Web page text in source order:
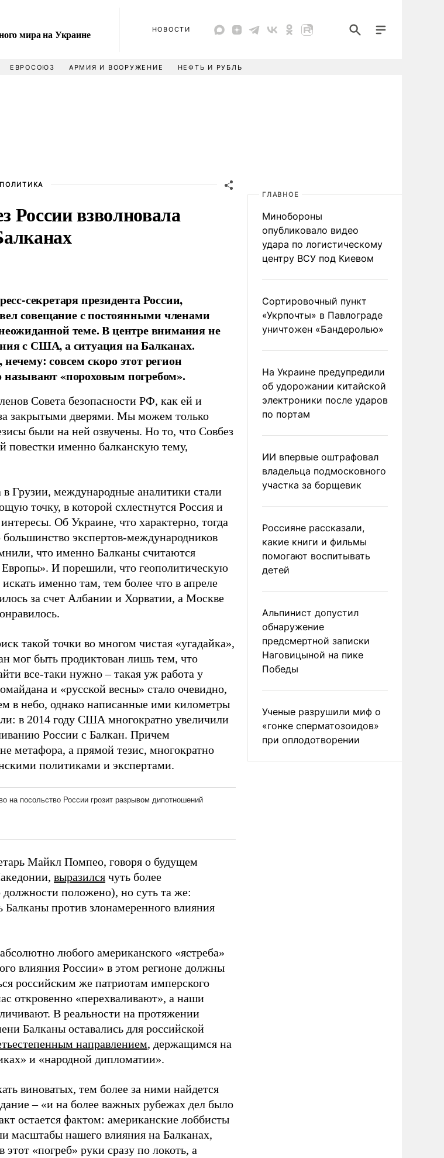
мира на Украине НОВОСТИ
ЕВРОСОЮЗ АРМИЯ И ВООРУЖЕНИЕ НЕФТЬ И РУБЛЬ
ПОЛИТИКА
России взволновала
секретаря президента России,
совещание с постоянными членами
теме. В центре внимания не
с США, а ситуация на Балканах.
совсем скоро этот регион
называют «пороховым погребом».
Совета безопасности РФ, как ей и
закрытыми дверями. Мы можем только
были на ней озвучены. Но то, что Совбез
повестки именно балканскую тему,
в Грузии, международные аналитики стали
точку, в которой схлестнутся Россия и
Об Украине, что характерно, тогда
большинство экспертов-международников
что именно Балканы считаются
И порешили, что геополитическую
именно там, тем более что в апреле
за счет Албании и Хорватии, а Москве
такой точки во многом чистая «угадайка»,
мог быть продиктован лишь тем, что
все-таки нужно – такая уж работа у
и «русской весны» стало очевидно,
в небо, однако написанные ими километры
в 2014 году США многократно увеличили
России с Балкан. Причем
метафора, а прямой тезис, многократно
политиками и экспертами.
Майкл Помпео, говоря о будущем
выразился чуть более
положено), но суть та же:
Балканы против злонамеренного влияния
любого американского «ястреба»
влияния России» в этом регионе должны
российским же патриотам имперского
откровенно «перехваливают», а наши
В реальности на протяжении
Балканы оставались для российской
направлением, держащимся на
и «народной дипломатии».
виноватых, тем более за ними найдется
– «и на более важных рубежах дел было
остается фактом: американские лоббисты
масштабы нашего влияния на Балканах,
этот «погреб» руки сразу по локоть, а
ГЛАВНОЕ
Минобороны
опубликовало видео
удара по логистическому
центру ВСУ под Киевом
Сортировочный пункт
«Укрпочты» в Павлограде
уничтожен «Бандеролью»
На Украине предупредили
об удорожании китайской
электроники после ударов
по портам
ИИ впервые оштрафовал
владельца подмосковного
участка за борщевик
Россияне рассказали,
какие книги и фильмы
помогают воспитывать
детей
Альпинист допустил
обнаружение
предсмертной записки
Наговицыной на пике
Победы
Ученые разрушили миф о
«гонке сперматозоидов»
при оплодотворении